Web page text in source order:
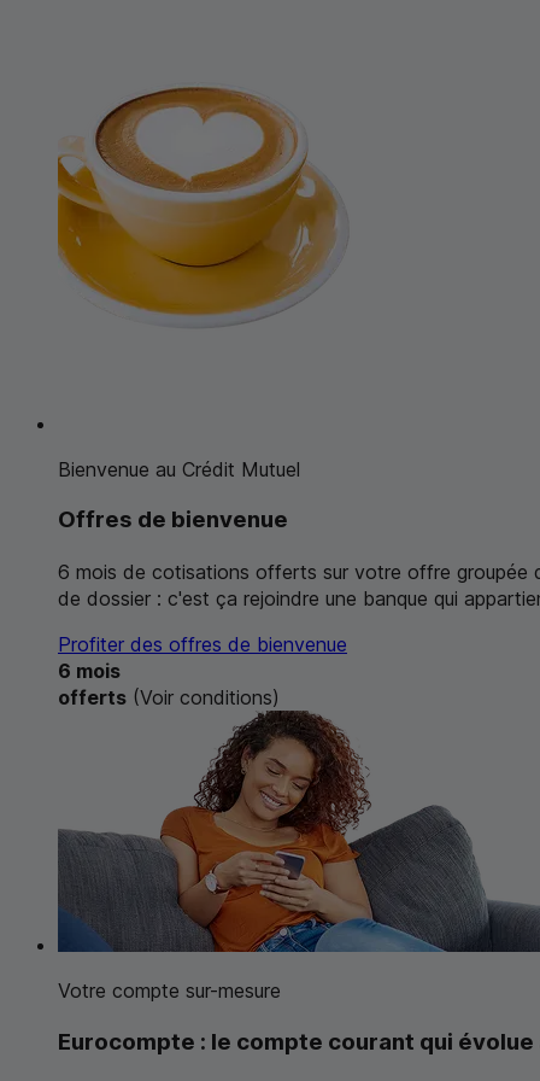
Bienvenue au Crédit Mutuel
Offres de bienvenue
6 mois de cotisations offerts sur votre offre groupée
de dossier : c'est ça rejoindre une banque qui
Profiter des offres de bienvenue
6 mois
offerts (Voir conditions)
Votre compte sur-mesure
Eurocompte : le compte courant qui évolue